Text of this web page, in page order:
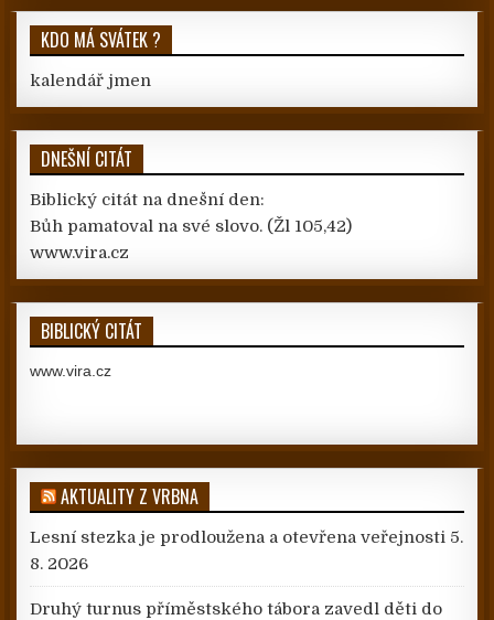
KDO MÁ SVÁTEK ?
kalendář jmen
DNEŠNÍ CITÁT
Biblický citát na dnešní den:
Bůh pamatoval na své slovo. (Žl 105,42)
www.vira.cz
BIBLICKÝ CITÁT
www.vira.cz
AKTUALITY Z VRBNA
Lesní stezka je prodloužena a otevřena veřejnosti 5.
8. 2026
Druhý turnus příměstského tábora zavedl děti do